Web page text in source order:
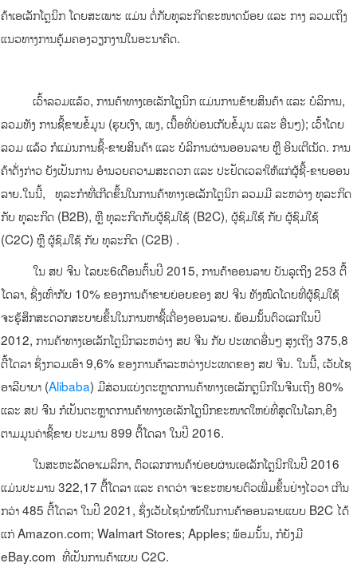
ຄ້າເອເລັກໂຕຼນິກ ໂດຍສະເພາະ ແມ່ນ ຕໍ່ກັບທຸລະກິດຂະໜາດນ້ອຍ ແລະ ກາງ ລວມເຖິງ
ແນວທາງການຄຸ້ມຄອງວຽກງານໃນອະນາຄົດ.
ເວົ້າລວມແລ້ວ, ການຄ້າທາງເອເລັກໂຕຼນິກ ແມ່ນການຂ້າຍສິນຄ້າ ແລະ ບໍລິການ,
ລວມທັງ ການຊື້ຂາຍຂໍ້ມູນ (ຮູບເງົາ, ເພງ, ເນື້ອທີ່ບ່ອນເກັບຂໍ້ມູນ ແລະ ອື່ນໆ); ເວົ້າໂດຍ
ລວມ ແລ້ວ ກໍແມ່ນການຊື້-ຂາຍສິນຄ້າ ແລະ ບໍລິການຜ່ານອອນລາຍ ຫຼື ອິນເຕີເນັດ. ການ
ຄ້າດັ່ງກ່າວ ຍັງເປັນການ ອໍານວຍຄວາມສະດວກ ແລະ ປະຢັດເວລາໃຫ້ແກ່ຜູ້ຊື້-ຂາຍອອນ
ລາຍ.​ໃນນີ້, ທຸລະກໍາທີ່ເກີດຂຶ້ນໃນການຄ້າທາງເອເລັກໂຕຼນິກ ລວມມີ ລະຫວ່າງ ທຸລະກິດ
ກັບ ທຸລະກິດ (B2B), ຫຼື ທຸລະກິດກັບຜູ້ຊົມໃຊ້ (B2C), ຜູ້ຊົມໃຊ້ ກັບ ຜູ້ຊົມໃຊ້
(C2C) ຫຼື ຜູ້ຊົມໃຊ້ ກັບ ທຸລະກິດ (C2B) .
ໃນ ສປ ຈີນ ໄລຍະ6ເດືອນຕົ້ນປີ 2015, ການຄ້າອອນລາຍ ບັນລຸເຖິງ 253 ຕື້
ໂດລາ, ຊຶ່ງເທົ່າກັບ 10% ຂອງການຄ້າຂາຍຍ່ອຍຂອງ ສປ ຈີນ ທັງໝົດໂດຍທີ່ຜູ້ຊົມໃຊ້
ຈະຮູ້ສຶກສະດວກສະບາຍຂຶ້ນໃນການຫາຊື້ເຄື່ອງອອນລາຍ. ພ້ອມນັ້ນຕົວເລກໃນປີ
2012, ການຄ້າທາງເອເລັກໂຕຼນິກລະຫວ່າງ ສປ ຈີນ ກັບ ປະເທດອື່ນໆ ສູງເຖິງ 375,8
ຕື້ໂດລາ ຊຶ່ງກວມເອົາ 9,6% ຂອງການຄ້າລະຫວ່າງປະເທດຂອງ ສປ ຈີນ. ໃນນີ້, ເວັບໄຊ
ອາລີບາບາ (Alibaba) ມີສ່ວນແບ່ງຕະຫຼາດການຄ້າທາງເອເລັກຕຼນິກໃນຈີນເຖິງ 80%
ແລະ ສປ ຈີນ ກໍເປັນຕະຫຼາດການຄ້າທາງເອເລັກໂຕຼນິກຂະໜາດໃຫຍ່ທີ່ສຸດໃນໂລກ,ອີງ
ຕາມມູນຄ່າຊື້ຂາຍ ປະມານ 899 ຕື້ໂດລາ ໃນປີ 2016.
ໃນສະຫະລັດອາເມລິກາ, ຕົວເລກການຄ້າຍ່ອຍຜ່ານເອເລັກໂຕຼນິກໃນປີ 2016
ແມ່ນປະມານ 322,17 ຕືິ້ໂດລາ ແລະ ຄາດວ່າ ຈະຂະຫຍາຍຕົວເພີ່ມຂຶ້ນຢ່າງໄວວາ ເກີນ
ກວ່າ 485 ຕື້ໂດລາ ໃນປີ 2021, ຊຶ່ງເວັບໄຊນໍາໜ້າໃນການຄ້າອອນລາຍແບບ B2C ໄດ້
ແກ່ Amazon.com; Walmart Stores; Apples; ພ້ອມນັ້ນ, ກໍຍັງມີ
eBay.com ທີ່ເປັນການຄ້າແບບ C2C.